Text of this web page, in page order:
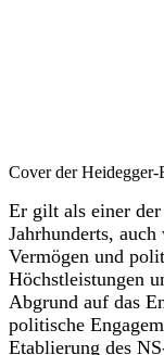
Cover der
Er gilt als einer
Jahrhunderts,
Vermögen und
Höchstleistungen
Abgrund auf das
politische
Etablierung des